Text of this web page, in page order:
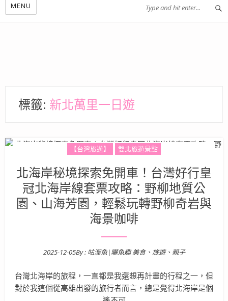
MENU
標籤: 新北萬里一日遊
【台灣旅遊】 雙北旅遊景點
北海岸秘境探索免開車！台灣好行皇
冠北海岸線套票攻略：野柳地質公
園、山海芳園，輕鬆玩轉野柳奇岩與
海景咖啡
Posted on
2025-12-05By : 咕溜魚|曬魚趣 美食、旅遊、親子
台灣北海岸的旅程，一直都是我還想再計畫的行程之一，但
對於我這個從高雄出發的旅行者而言，總是覺得北海岸是個